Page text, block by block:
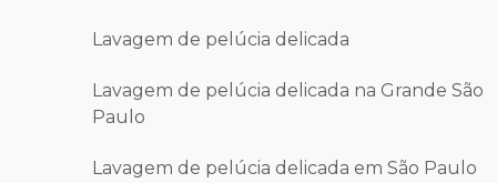
Lavagem de pelúcia delicada
Lavagem de pelúcia delicada na Grande São
Paulo
Lavagem de pelúcia delicada em São Paulo